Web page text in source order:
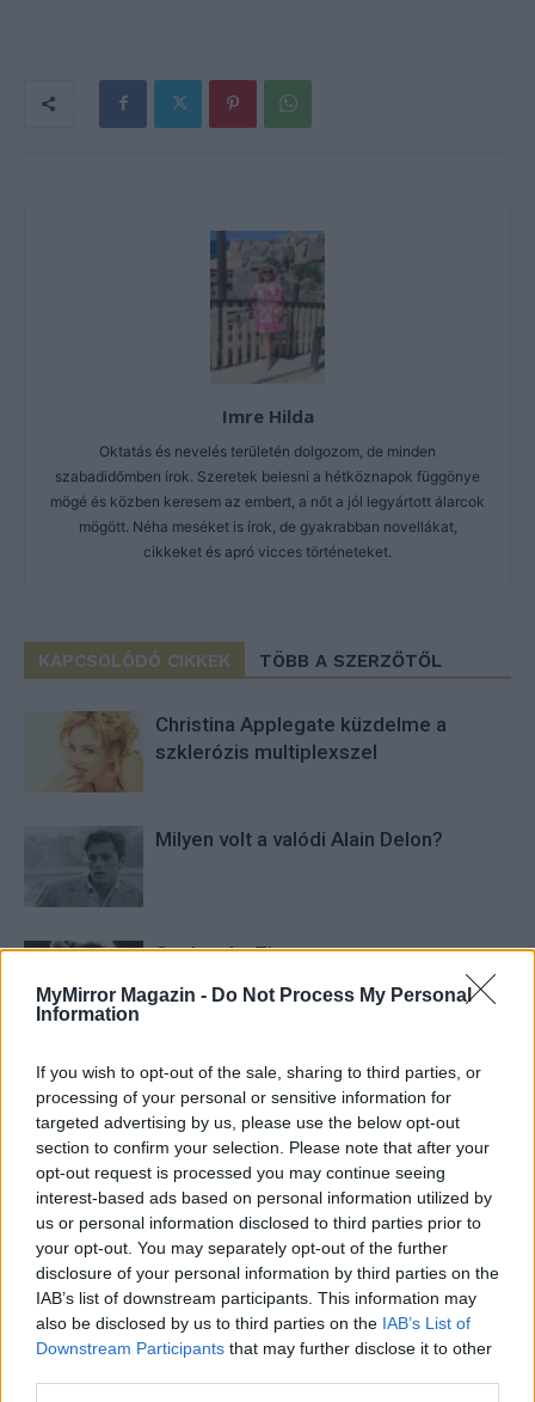
MyMirror Magazin - Do Not Process My Personal
Information
If you wish to opt-out of the sale, sharing to third parties, or
processing of your personal or sensitive information for
targeted advertising by us, please use the below opt-out
section to confirm your selection. Please note that after your
opt-out request is processed you may continue seeing
interest-based ads based on personal information utilized by
us or personal information disclosed to third parties prior to
your opt-out. You may separately opt-out of the further
disclosure of your personal information by third parties on the
IAB’s list of downstream participants. This information may
also be disclosed by us to third parties on the IAB’s List of
Downstream Participants that may further disclose it to other
Imre Hilda
Oktatás és nevelés területén dolgozom, de minden
szabadidőmben írok. Szeretek belesni a hétköznapok függönye
mögé és közben keresem az embert, a nőt a jól legyártott álarcok
mögött. Néha meséket is írok, de gyakrabban novellákat,
cikkeket és apró vicces történeteket.
KAPCSOLÓDÓ CIKKEK TÖBB A SZERZŐTŐL
Christina Applegate küzdelme a
szklerózis multiplexszel
Milyen volt a valódi Alain Delon?
Szeleczky Zita, a magyar
személyisége
HOZZÁSZÓLOK A CIKKHEZ